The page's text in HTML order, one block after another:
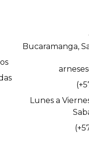
Bucaramanga,
Lunes a